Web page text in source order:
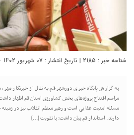
شناسه خبر : 2185 | تاریخ انتشار : 07 شهریور 1402 - 20:28 |
به گزارش پایگاه خبری دورشهر قم به نقل از خبرنگار
مراسم افتتاح پروژه‌های بخش کشاورزی استان قم اظهار
مسئله امنیت غذایی است و رهبر معظم انقلاب نیز در
دارند. استاندار قم بیان داشت: با تقویت […]